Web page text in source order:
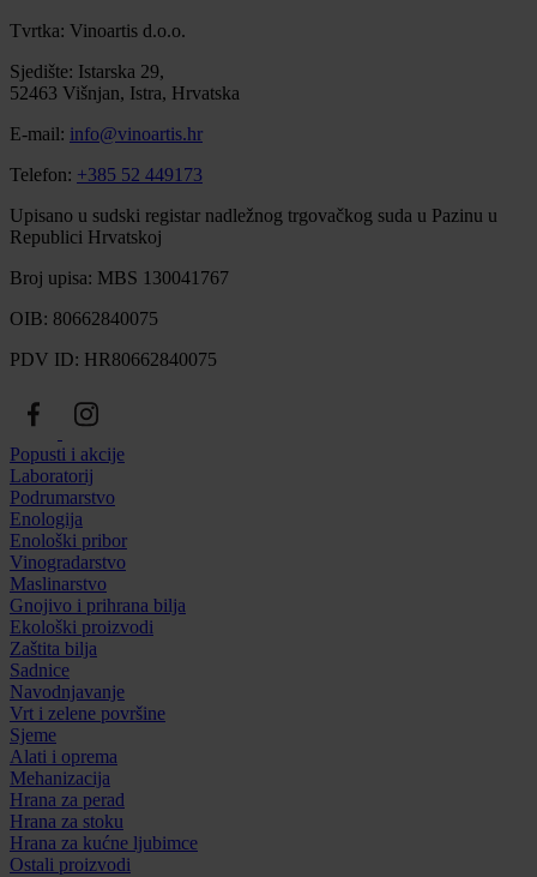
Tvrtka: Vinoartis d.o.o.
Sjedište: Istarska 29,
52463 Višnjan, Istra, Hrvatska
E-mail: info@vinoartis.hr
Telefon: +385 52 449173
Upisano u sudski registar nadležnog trgovačkog suda u Pazinu u
Republici Hrvatskoj
Broj upisa: MBS 130041767
OIB: 80662840075
PDV ID: HR80662840075
Popusti i akcije
Laboratorij
Podrumarstvo
Enologija
Enološki pribor
Vinogradarstvo
Maslinarstvo
Gnojivo i prihrana bilja
Ekološki proizvodi
Zaštita bilja
Sadnice
Navodnjavanje
Vrt i zelene površine
Sjeme
Alati i oprema
Mehanizacija
Hrana za perad
Hrana za stoku
Hrana za kućne ljubimce
Ostali proizvodi